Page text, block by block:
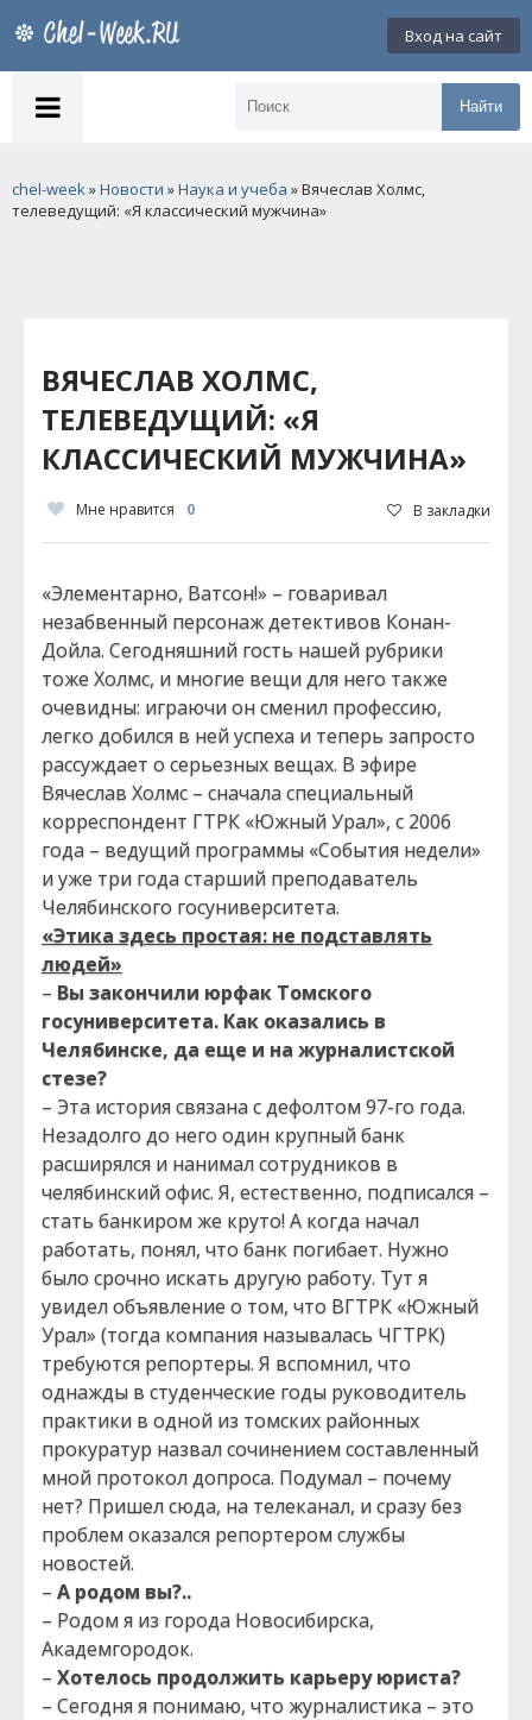
Вход на сайт
Найти
chel-week»Новости »Наука и учеба » Вячеслав Холмс,
телеведущий: «Я классический мужчина»
ВЯЧЕСЛАВ ХОЛМС,
ТЕЛЕВЕДУЩИЙ: «Я
КЛАССИЧЕСКИЙ МУЖЧИНА»
Мне нравится 0 В закладки
«Элементарно, Ватсон!» – говаривал
незабвенный персонаж детективов Конан-
Дойла. Сегодняшний гость нашей рубрики
тоже Холмс, и многие вещи для него также
очевидны: играючи он сменил профессию,
легко добился в ней успеха и теперь запросто
рассуждает о серьезных вещах. В эфире
Вячеслав Холмс – сначала специальный
корреспондент ГТРК «Южный Урал», с 2006
года – ведущий программы «События недели»
и уже три года старший преподаватель
Челябинского госуниверситета.
«Этика здесь простая: не подставлять
людей»
– Вы закончили юрфак Томского
госуниверситета. Как оказались в
Челябинске, да еще и на журналистской
стезе?
– Эта история связана с дефолтом 97-го года.
Незадолго до него один крупный банк
расширялся и нанимал сотрудников в
челябинский офис. Я, естественно, подписался –
стать банкиром же круто! А когда начал
работать, понял, что банк погибает. Нужно
было срочно искать другую работу. Тут я
увидел объявление о том, что ВГТРК «Южный
Урал» (тогда компания называлась ЧГТРК)
требуются репортеры. Я вспомнил, что
однажды в студенческие годы руководитель
практики в одной из томских районных
прокуратур назвал сочинением составленный
мной протокол допроса. Подумал – почему
нет? Пришел сюда, на телеканал, и сразу без
проблем оказался репортером службы
новостей.
– А родом вы?..
– Родом я из города Новосибирска,
Академгородок.
– Хотелось продолжить карьеру юриста?
– Сегодня я понимаю, что журналистика – это